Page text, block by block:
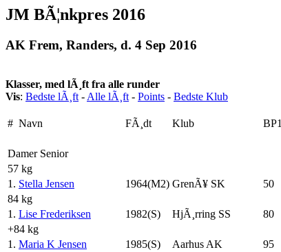
JM BÃ¦nkpres 2016
AK Frem, Randers, d. 4 Sep 2016
Klasser, med lÃ¸ft fra alle runder
Vis: Bedste lÃ¸ft - Alle lÃ¸ft - Points - Bedste Klub
# Navn FÃ¸dt Klub BP1
Damer Senior
57 kg
1. Stella Jensen 1964(M2) GrenÃ¥ SK 50
84 kg
1. Lise Frederiksen 1982(S) HjÃ¸rring SS 80
+84 kg
1. Maria K Jensen 1985(S) Aarhus AK 95